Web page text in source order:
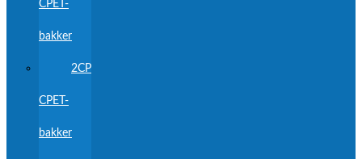
CPET-
bakker
2CP
CPET-
bakker